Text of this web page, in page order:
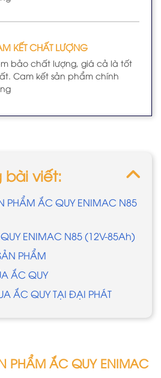
KẾT CHẤT LƯỢNG
bảo chất lượng, giá cả là tốt
Cam kết sản phẩm chính
bài viết:
PHẨM ẮC QUY ENIMAC N85
ENIMAC N85 (12V-85Ah)
PHẨM
ẮC QUY
ẮC QUY TẠI ĐẠI PHÁT
PHẨM ẮC QUY ENIMAC